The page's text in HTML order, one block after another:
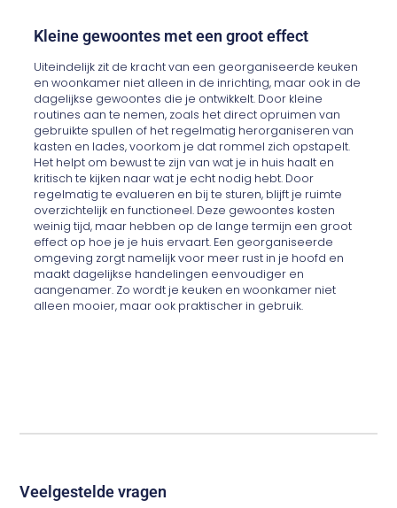
Kleine gewoontes met een groot effect
Uiteindelijk zit de kracht van een georganiseerde keuken
en woonkamer niet alleen in de inrichting, maar ook in de
dagelijkse gewoontes die je ontwikkelt. Door kleine
routines aan te nemen, zoals het direct opruimen van
gebruikte spullen of het regelmatig herorganiseren van
kasten en lades, voorkom je dat rommel zich opstapelt.
Het helpt om bewust te zijn van wat je in huis haalt en
kritisch te kijken naar wat je echt nodig hebt. Door
regelmatig te evalueren en bij te sturen, blijft je ruimte
overzichtelijk en functioneel. Deze gewoontes kosten
weinig tijd, maar hebben op de lange termijn een groot
effect op hoe je je huis ervaart. Een georganiseerde
omgeving zorgt namelijk voor meer rust in je hoofd en
maakt dagelijkse handelingen eenvoudiger en
aangenamer. Zo wordt je keuken en woonkamer niet
alleen mooier, maar ook praktischer in gebruik.
Veelgestelde vragen